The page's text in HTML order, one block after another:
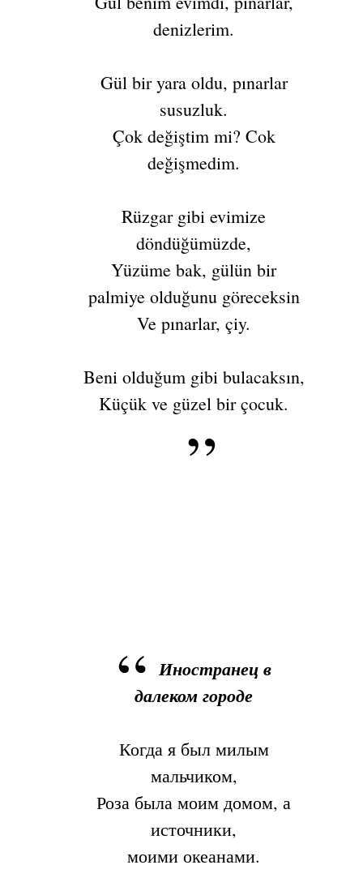
denizlerim.
Gül bir yara oldu, pınarlar
susuzluk.
Çok değiştim mi? Cok
değişmedim.
Rüzgar gibi evimize
döndüğümüzde,
Yüzüme bak, gülün bir
palmiye olduğunu göreceksin
Ve pınarlar, çiy.
Beni olduğum gibi bulacaksın,
Küçük ve güzel bir çocuk.
Иностранец в
далеком городе
Когда я был милым
мальчиком,
Роза была моим домом, а
источники,
моими океанами.